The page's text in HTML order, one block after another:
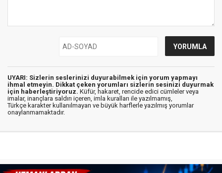
UYARI: Sizlerin seslerinizi duyurabilmek için yorum yapmayı
ihmal etmeyin. Dikkat çeken yorumları sizlerin sesinizi duyurmak
için haberleştiriyoruz. Küfür, hakaret, rencide edici cümleler veya
imalar, inançlara saldırı içeren, imla kuralları ile yazılmamış,
Türkçe karakter kullanılmayan ve büyük harflerle yazılmış yorumlar
onaylanmamaktadır.